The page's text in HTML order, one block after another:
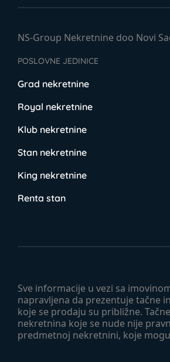
Sve informacije u vezi sa
napravljena da prezentuje tačne
koje se prodaju su približne.
nekretnina koje se nude nije
predmetnoj nekretnini, koje
NS-Group Nekretnine doo Novi
POSLOVNE JEDINICE
Grad nekretnine
Royal nekretnine
Klub nekretnine
Stan nekretnine
King nekretnine
Renta stan